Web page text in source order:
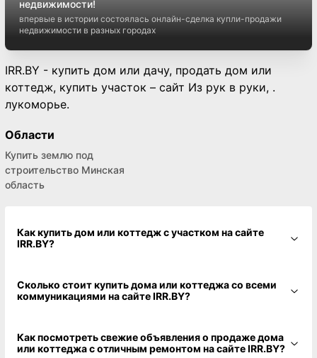
недвижимости!
впервые в истории состоялась онлайн-сделка купли-продажи
недвижимости в разных городах
IRR.BY - купить дом или дачу, продать дом или
коттедж, купить участок – сайт Из рук в руки, .
лукоморье.
Области
Купить землю под
строительство Минская
область
Как купить дом или коттедж с участком на сайте
IRR.BY?
Сколько стоит купить дома или коттеджа со всеми
коммуникациями на сайте IRR.BY?
Как посмотреть свежие объявления о продаже дома
или коттеджа с отличным ремонтом на сайте IRR.BY?